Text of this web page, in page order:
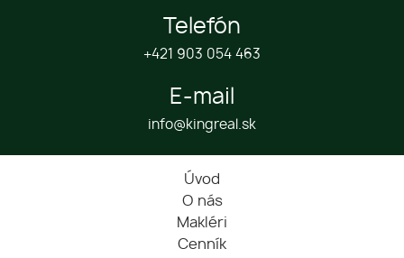
Telefón
+421 903 054 463
E-mail
info@kingreal.sk
Úvod
O nás
Makléri
Cenník